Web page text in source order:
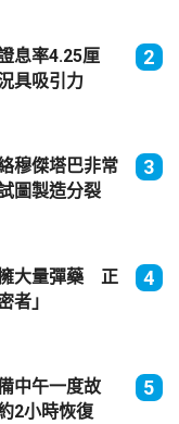
息率4.25厘
具吸引力
2
穆傑塔巴非常
圖製造分裂
3
大量彈藥 正
者」
4
中午一度故
2小時恢復
5